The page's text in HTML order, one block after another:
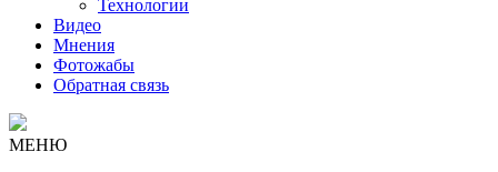
Технологии
Видео
Мнения
Фотожабы
Обратная связь
МЕНЮ